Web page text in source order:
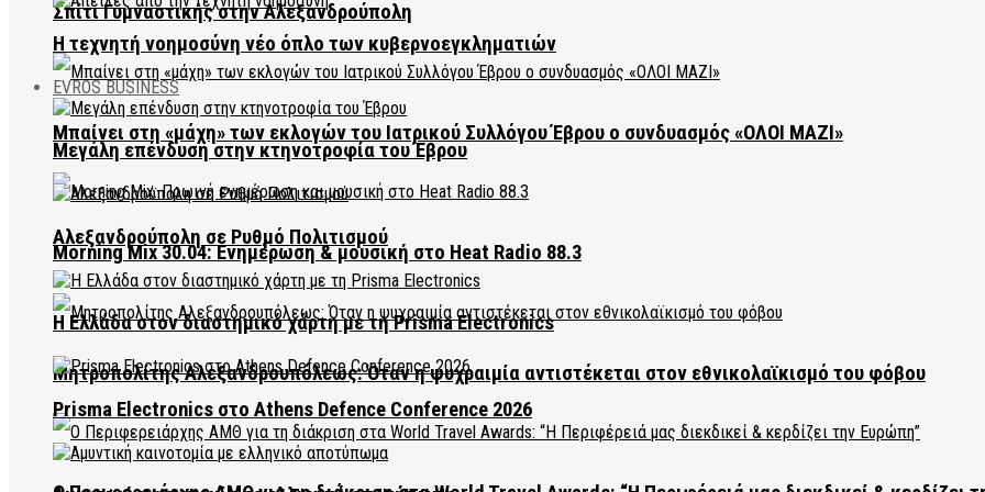
Σπίτι Γυμναστικής στην Αλεξανδρούπολη
Μπαίνει στη «μάχη» των εκλογών του Ιατρικού Συλλόγου Έβρου ο συνδυασμός «ΟΛΟΙ ΜΑΖΙ»
Morning Mix 30.04: Ενημέρωση & μουσική στο Heat Radio 88.3
Μητροπολίτης Αλεξανδρουπόλεως: Όταν η ψυχραιμία αντιστέκεται στον εθνικολαϊκισμό του φόβου
Η τεχνητή νοημοσύνη νέο όπλο των κυβερνοεγκληματιών
EVROS BUSINESS
Μεγάλη επένδυση στην κτηνοτροφία του Έβρου
Αλεξανδρούπολη σε Ρυθμό Πολιτισμού
Η Ελλάδα στον διαστημικό χάρτη με τη Prisma Electronics
Prisma Electronics στο Athens Defence Conference 2026